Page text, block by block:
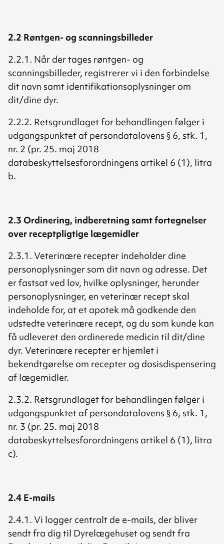
2.2 Røntgen- og scanningsbilleder
2.2.1. Når der tages røntgen- og
scanningsbilleder, registrerer vi i den forbindelse
dit navn samt identifikationsoplysninger om
dit/dine dyr.
2.2.2. Retsgrundlaget for behandlingen følger i
udgangspunktet af persondatalovens § 6, stk. 1,
nr. 2 (pr. 25. maj 2018
databeskyttelsesforordningens artikel 6 (1), litra
b.
2.3 Ordinering, indberetning samt fortegnelser
over receptpligtige lægemidler
2.3.1. Veterinære recepter indeholder dine
personoplysninger som dit navn og adresse. Det
er fastsat ved lov, hvilke oplysninger, herunder
personoplysninger, en veterinær recept skal
indeholde for, at et apotek må godkende den
udstedte veterinære recept, og du som kunde kan
få udleveret den ordinerede medicin til dit/dine
dyr. Veterinære recepter er hjemlet i
bekendtgørelse om recepter og dosisdispensering
af lægemidler.
2.3.2. Retsgrundlaget for behandlingen følger i
udgangspunktet af persondatalovens § 6, stk. 1,
nr. 3 (pr. 25. maj 2018
databeskyttelsesforordningens artikel 6 (1), litra
c).
2.4 E-mails
2.4.1. Vi logger centralt de e-mails, der bliver
sendt fra dig til Dyrelægehuset og sendt fra